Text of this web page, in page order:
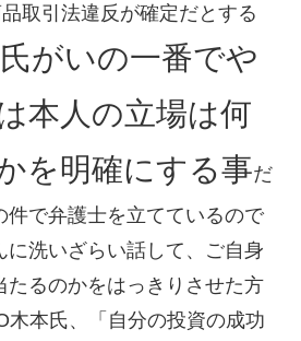
取引法違反が確定だとする
がいの一番でや
本人の立場は何
を明確にする事だ
件で弁護士を立てているので
に洗いざらい話して、ご自身
たるのかをはっきりさせた方
木本氏、「自分の投資の成功